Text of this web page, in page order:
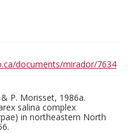
documents/mirador/7634
P. Morisset, 1986a.
salina complex
in northeastern North